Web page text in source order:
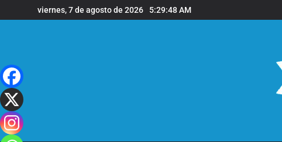
al
viernes, 7 de agosto de 2026 5:29:49 AM